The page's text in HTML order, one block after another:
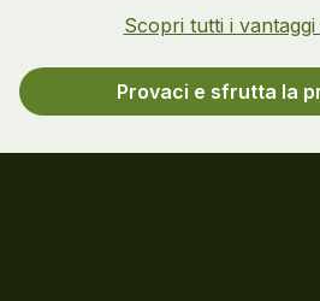
Scopri tutti i vantaggi
Provaci e sfrutta la